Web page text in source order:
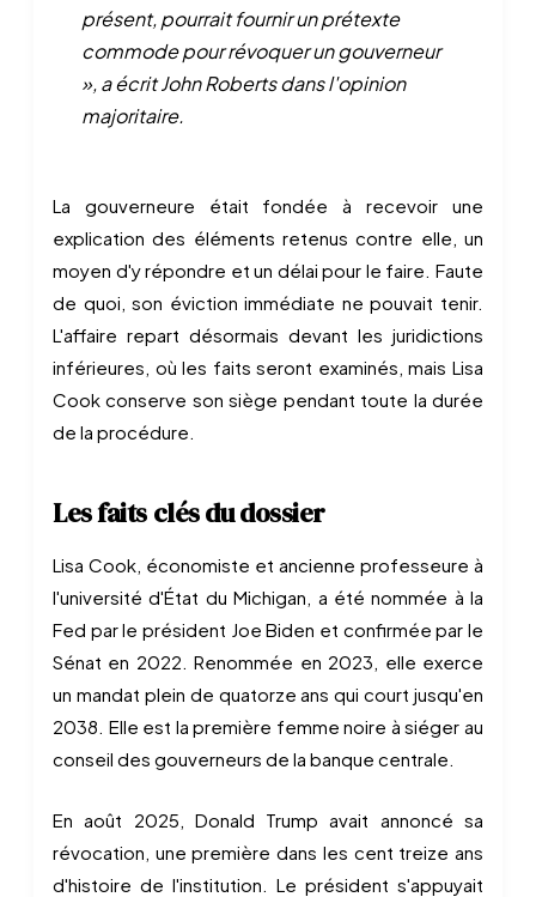
présent, pourrait fournir un prétexte
commode pour révoquer un gouverneur
», a écrit John Roberts dans l'opinion
majoritaire.
La gouverneure était fondée à recevoir une
explication des éléments retenus contre elle, un
moyen d'y répondre et un délai pour le faire. Faute
de quoi, son éviction immédiate ne pouvait tenir.
L'affaire repart désormais devant les juridictions
inférieures, où les faits seront examinés, mais Lisa
Cook conserve son siège pendant toute la durée
de la procédure.
Les faits clés du dossier
Lisa Cook, économiste et ancienne professeure à
l'université d'État du Michigan, a été nommée à la
Fed par le président Joe Biden et confirmée par le
Sénat en 2022. Renommée en 2023, elle exerce
un mandat plein de quatorze ans qui court jusqu'en
2038. Elle est la première femme noire à siéger au
conseil des gouverneurs de la banque centrale.
En août 2025, Donald Trump avait annoncé sa
révocation, une première dans les cent treize ans
d'histoire de l'institution. Le président s'appuyait